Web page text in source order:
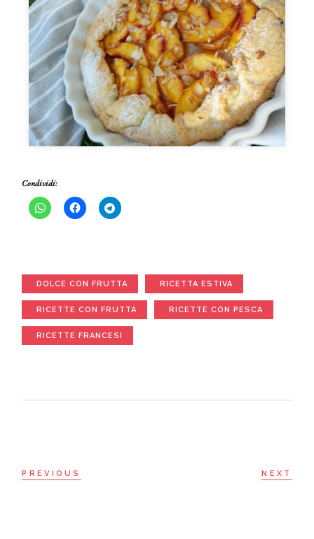
Condividi:
DOLCE CON FRUTTA RICETTA ESTIVA
RICETTE CON FRUTTA RICETTE CON PESCA
RICETTE FRANCESI
PREVIOUS NEXT